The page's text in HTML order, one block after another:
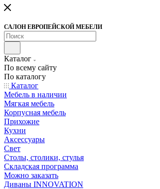
САЛОН ЕВРОПЕЙСКОЙ МЕБЕЛИ
Каталог
По всему сайту
По каталогу
Каталог
Мебель в наличии
Мягкая мебель
Корпусная мебель
Прихожие
Кухни
Аксессуары
Свет
Столы, столики, стулья
Складская программа
Можно заказать
Диваны INNOVATION